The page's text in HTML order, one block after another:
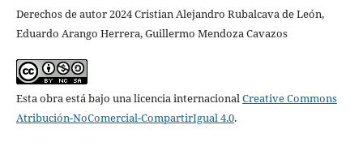
Derechos de autor 2024 Cristian Alejandro Rubalcava de León,
Eduardo Arango Herrera, Guillermo Mendoza Cavazos
Esta obra está bajo una licencia internacionalCreative Commons
Atribución-NoComercial-CompartirIgual 4.0.